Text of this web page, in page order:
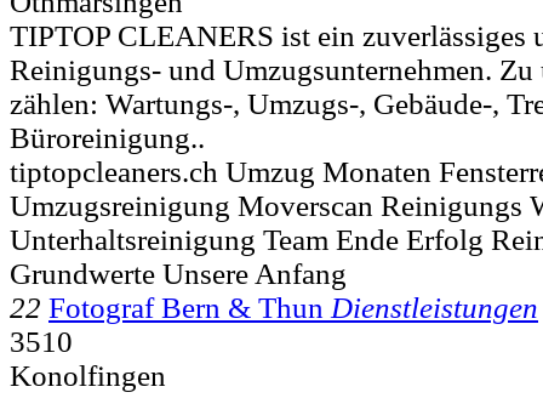
TIPTOP CLEANERS ist ein zuverlässiges
Reinigungs- und Umzugsunternehmen. Zu
zählen: Wartungs-, Umzugs-, Gebäude-,
Büroreinigung..
tiptopcleaners.ch Umzug Monaten
Umzugsreinigung Moverscan Reinigungs
Unterhaltsreinigung Team Ende Erfolg
Grundwerte Unsere Anfang
22 Fotograf Bern & Thun Dienstleistungen
3510
Konolfingen